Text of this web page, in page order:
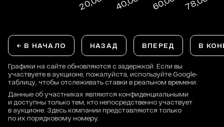
← В НАЧАЛО НАЗАД ВПЕРЕД В
Графики на сайте обновляются с задержкой. Если вы
участвуете в аукционе, пожалуйста, используйте Google-
таблицу, чтобы отслеживать ставки в реальном времени.
Данные об участниках являются конфиденциальными
и доступны только тем, кто непосредственно участвует
в аукционе. Здесь компании представляются только
по их порядковому номеру.